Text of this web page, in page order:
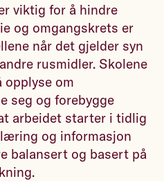
viktig for å hindre
og omgangskrets er
når det gjelder syn
rusmidler. Skolene
opplyse om
seg og forebygge
arbeidet starter i tidlig
og informasjon
balansert og basert på